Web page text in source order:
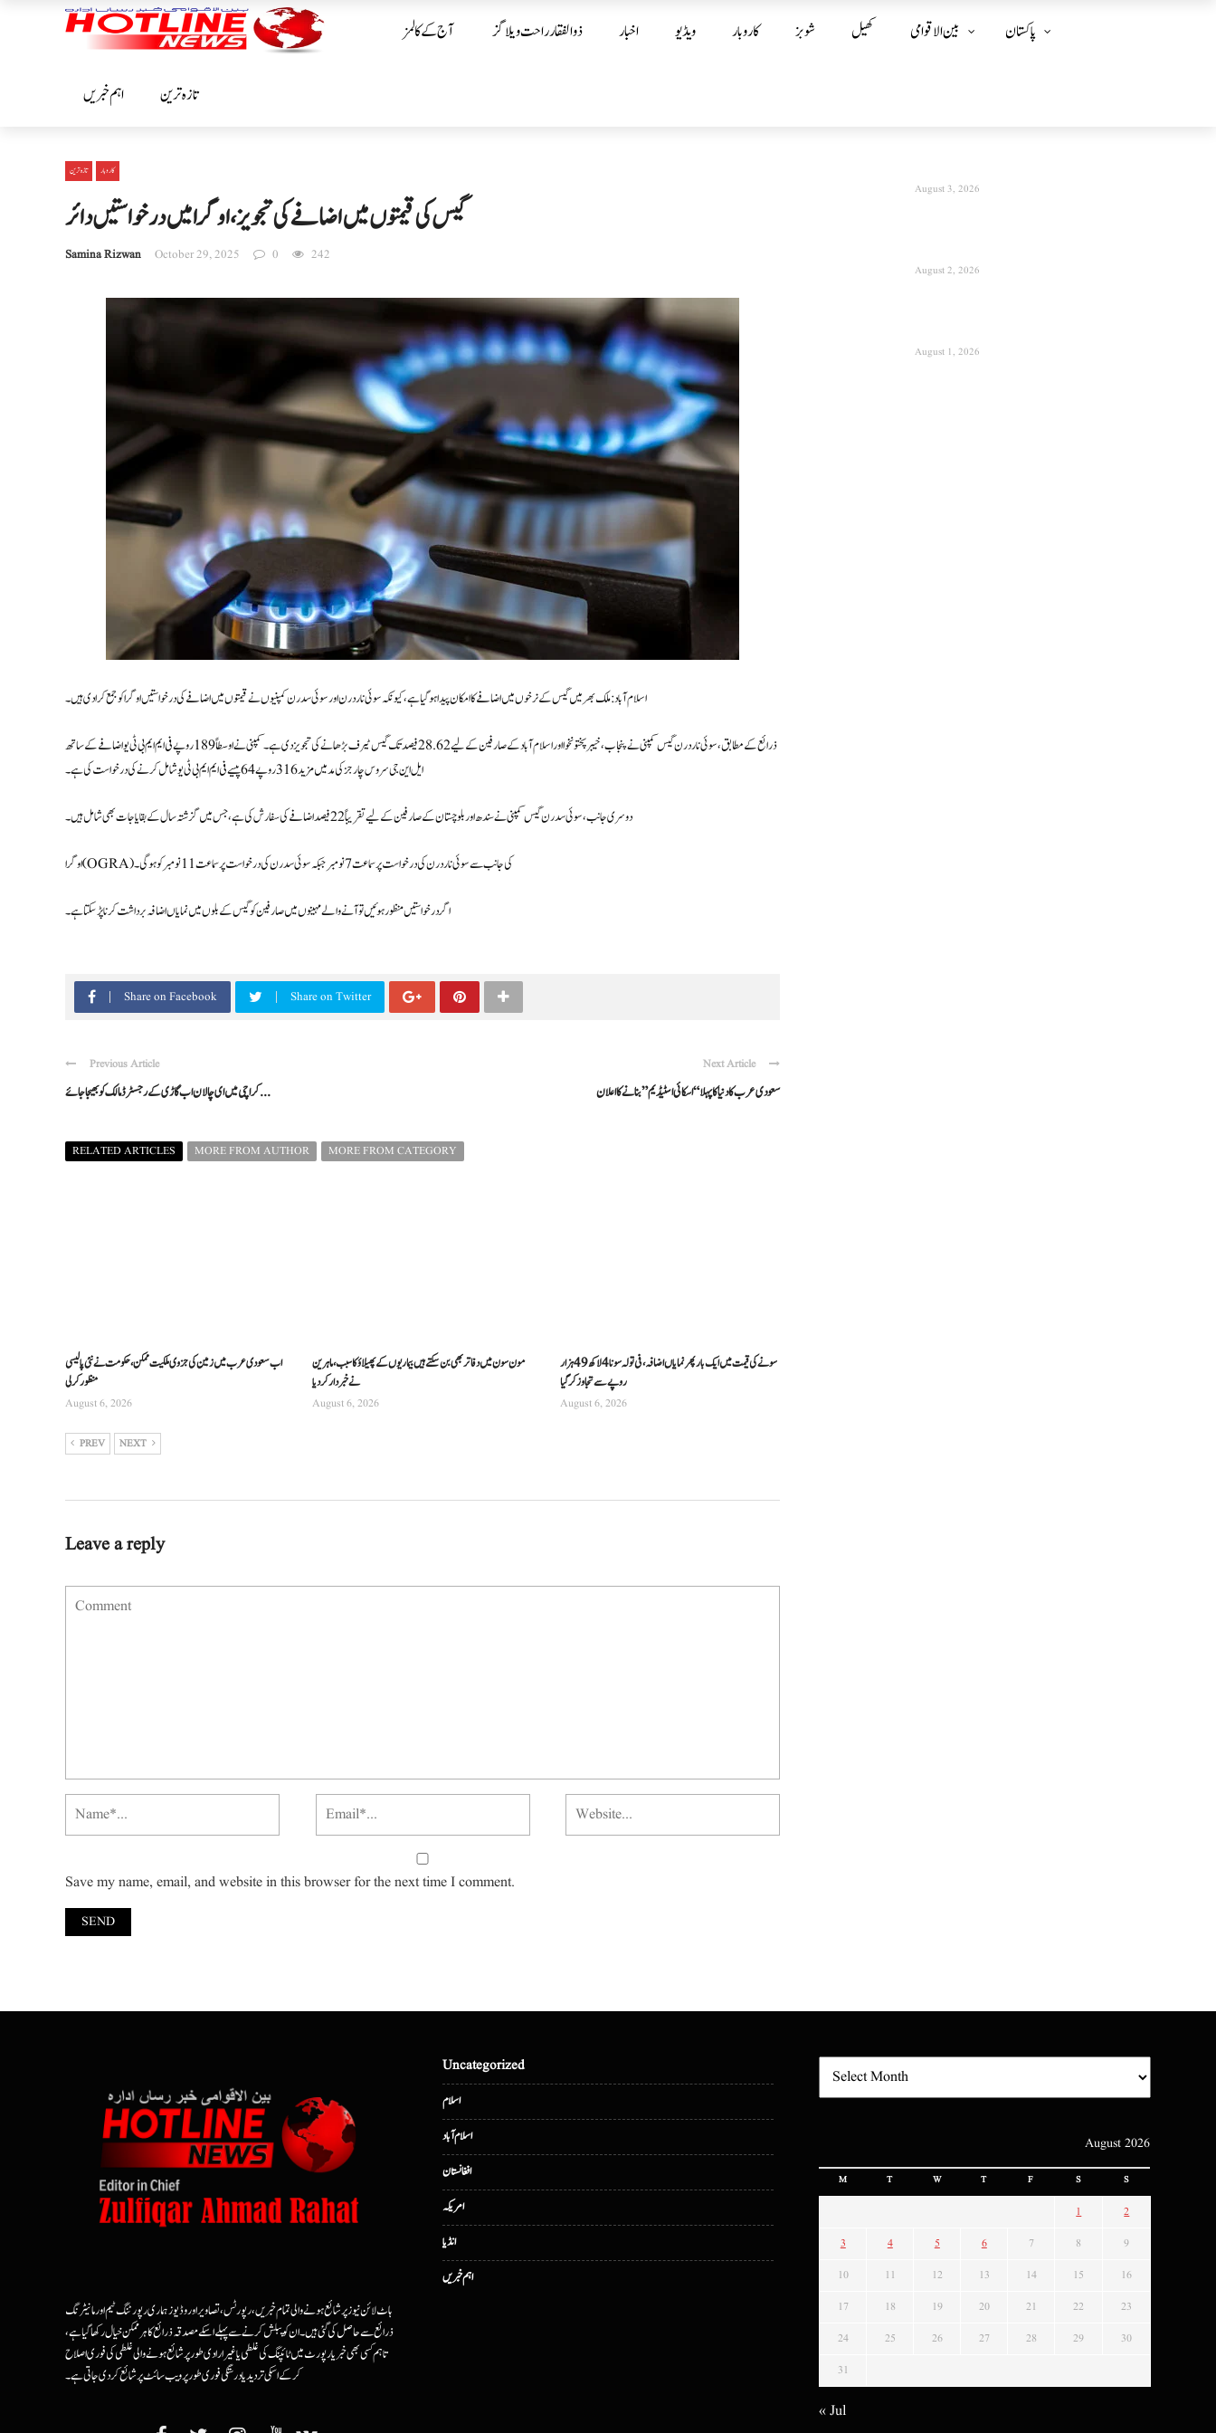
آج کے کالمز ذوالفقار راحت ویلاگز اخبار ویڈیو کاروبار شوبز کھیل بین الا قوامی پاکستان
اہم خبریں تازہ ترین
تازہ ترین کاروبار
گیس کی قیمتوں میں اضافے کی تجویز، اوگرا میں درخواستیں دائر
Samina Rizwan October 29, 2025 0 242
اسلام آباد: ملک بھر میں گیس کے نرخوں میں اضافے کا امکان پیدا ہوگیا ہے، کیونکہ سوئی ناردرن اور سوئی سدرن کمپنیوں نے قیمتوں میں اضافے کی درخواستیں اوگرا کو جمع کرادی ہیں۔
ذرائع کے مطابق، سوئی ناردرن گیس کمپنی نے پنجاب، خیبر پختونخوا اور اسلام آباد کے صارفین کے لیے 28.62 فیصد تک گیس ٹیرف بڑھانے کی تجویز دی ہے۔ کمپنی نے اوسطاً 189 روپے فی ایم ایم بی ٹی یو اضافے کے ساتھ
ایل این جی سروس چارجز کی مد میں مزید 316 روپے 64 پیسے فی ایم ایم بی ٹی یو شامل کرنے کی درخواست کی ہے۔
دوسری جانب، سوئی سدرن گیس کمپنی نے سندھ اور بلوچستان کے صارفین کے لیے تقریباً 22 فیصد اضافے کی سفارش کی ہے، جس میں گزشتہ سال کے بقایاجات بھی شامل ہیں۔
اوگرا (OGRA) کی جانب سے سوئی ناردرن کی درخواست پر سماعت 7 نومبر جبکہ سوئی سدرن کی درخواست پر سماعت 11 نومبر کو ہوگی۔
اگر درخواستیں منظور ہوئیں تو آنے والے مہینوں میں صارفین کو گیس کے بلوں میں نمایاں اضافہ برداشت کرنا پڑ سکتا ہے۔
Share on Facebook Share on Twitter
Previous Article
کراچی میں ای چالان اب گاڑی کے رجسٹرڈ مالک کو بھیجا جائے ...
Next Article
سعودی عرب کا دنیا کا پہلا “اسکائی اسٹیڈیم” بنانے کا اعلان
RELATED ARTICLES MORE FROM AUTHOR MORE FROM CATEGORY
اب سعودی عرب میں زمین کی جزوی ملکیت ممکن، حکومت نے نئی پالیسی
منظور کرلی
August 6, 2026
مون سون میں دفاتر بھی بن سکتے ہیں بیماریوں کے پھیلاؤ کا سبب، ماہرین
نے خبردار کر دیا
August 6, 2026
سونے کی قیمت میں ایک بار پھر نمایاں اضافہ، فی تولہ سونا 4 لاکھ 49 ہزار
روپے سے تجاوز کرگیا
August 6, 2026
PREV NEXT
Leave a reply
Save my name, email, and website in this browser for the next time I comment.
August 3, 2026
August 2, 2026
August 1, 2026
ہاٹ لائن نیوز پر شائع ہونے والی تمام خبریں، رپورٹس، تصاویر اور وڈیوز ہماری رپورٹنگ ٹیم اور مانیٹرنگ
ذرائع سے حاصل کی گئی ہیں۔ ان کو پبلش کرنے سے پہلے اسکے مصدقہ ذرائع کا ہرممکن خیال رکھا گیا ہے،
تاہم کسی بھی خبر یا رپورٹ میں ٹائپنگ کی غلطی یا غیرارادی طور پر شائع ہونے والی غلطی کی فوری اصلاح
کرکے اسکی تردید یا درستگی فوری طور پر ویب سائٹ پر شائع کردی جاتی ہے۔
Uncategorized
اسلام
اسلام آباد
افغانستان
امریکہ
انڈیا
اہم خبریں
August 2026
M T W T F S S
1 2
3 4 5 6 7 8 9
10 11 12 13 14 15 16
17 18 19 20 21 22 23
24 25 26 27 28 29 30
31
« Jul